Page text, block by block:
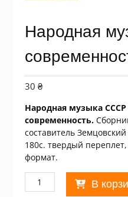
Народная
30 ₴
Народная музыка СССР
современность.
составитель
180с. твердый
формат.
Количество
товара
В